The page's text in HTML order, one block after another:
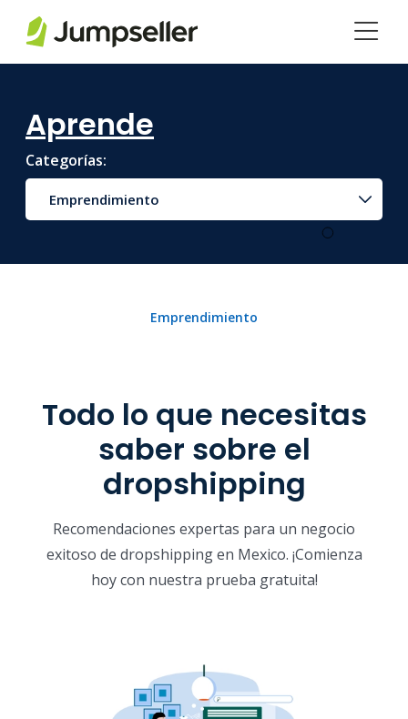
Aprende
Categorías:
Emprendimiento
Emprendimiento
Todo lo que necesitas
saber sobre el
dropshipping
Recomendaciones expertas para un negocio
exitoso de dropshipping en Mexico. ¡Comienza
hoy con nuestra prueba gratuita!